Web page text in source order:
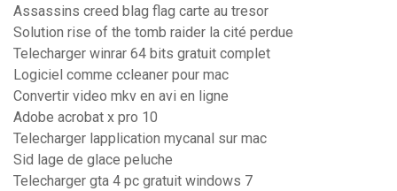
Assassins creed blag flag carte au tresor
Solution rise of the tomb raider la cité perdue
Telecharger winrar 64 bits gratuit complet
Logiciel comme ccleaner pour mac
Convertir video mkv en avi en ligne
Adobe acrobat x pro 10
Telecharger lapplication mycanal sur mac
Sid lage de glace peluche
Telecharger gta 4 pc gratuit windows 7